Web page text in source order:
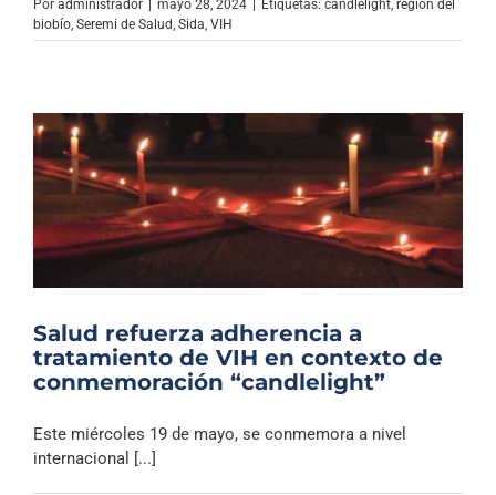
Por administrador | mayo 28, 2024 | Etiquetas: candlelight región del
biobío Seremi de Salud Sida VIH
Salud refuerza adherencia a
tratamiento de VIH en contexto de
conmemoración “candlelight”
Este miércoles 19 de mayo, se conmemora a nivel
internacional [...]